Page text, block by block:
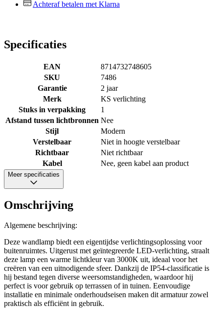
Achteraf betalen met Klarna
Specificaties
EAN
8714732748605
SKU
7486
Garantie
2 jaar
Merk
KS verlichting
Stuks in verpakking
1
Afstand tussen lichtbronnen Nee
Stijl
Modern
Verstelbaar
Niet in hoogte verstelbaar
Richtbaar
Niet richtbaar
Kabel
Nee, geen kabel aan product
Meer specificaties
Omschrijving
Algemene beschrijving:
Deze wandlamp biedt een eigentijdse verlichtingsoplossing voor
buitenruimtes. Uitgerust met geïntegreerde LED-verlichting, straalt
deze lamp een warme lichtkleur van 3000K uit, ideaal voor het
creëren van een uitnodigende sfeer. Dankzij de IP54-classificatie is
hij bestand tegen diverse weersomstandigheden, waardoor hij
perfect is voor gebruik op terrassen of in tuinen. Eenvoudige
installatie en minimale onderhoudseisen maken dit armatuur zowel
praktisch als efficiënt in gebruik.